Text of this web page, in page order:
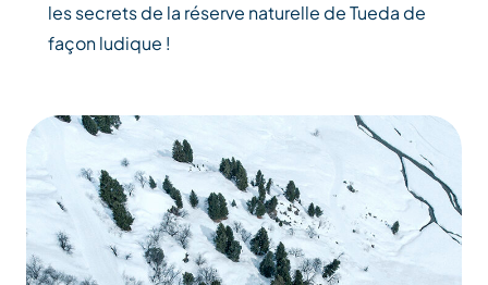
les secrets de la réserve naturelle de Tueda de
façon ludique !